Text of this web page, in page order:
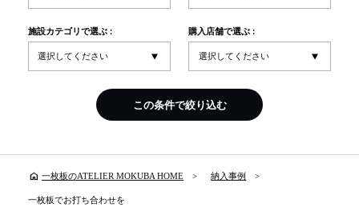
施設カテゴリで選ぶ : 購入店舗で選ぶ :
この条件で絞り込む
home 一枚板のATELIER MOKUBA HOME 納入事例
一枚板でお打ち合わせを